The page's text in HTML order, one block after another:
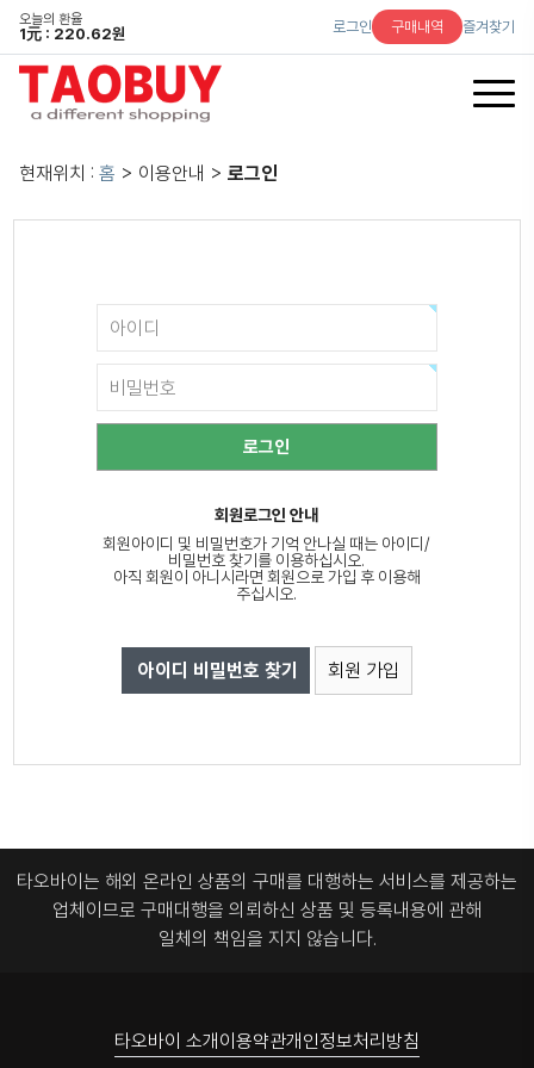
오늘의 환율
1元 : 220.62원 로그인 구매내역 즐겨찾기
현재위치 : 홈 > 이용안내 > 로그인
회원로그인 안내
회원아이디 및 비밀번호가 기억 안나실 때는 아이디/
비밀번호 찾기를 이용하십시오.
아직 회원이 아니시라면 회원으로 가입 후 이용해
주십시오.
아이디 비밀번호 찾기 회원 가입
타오바이는 해외 온라인 상품의 구매를 대행하는 서비스를 제공하는
업체이므로 구매대행을 의뢰하신 상품 및 등록내용에 관해
일체의 책임을 지지 않습니다.
타오바이 소개이용약관개인정보처리방침